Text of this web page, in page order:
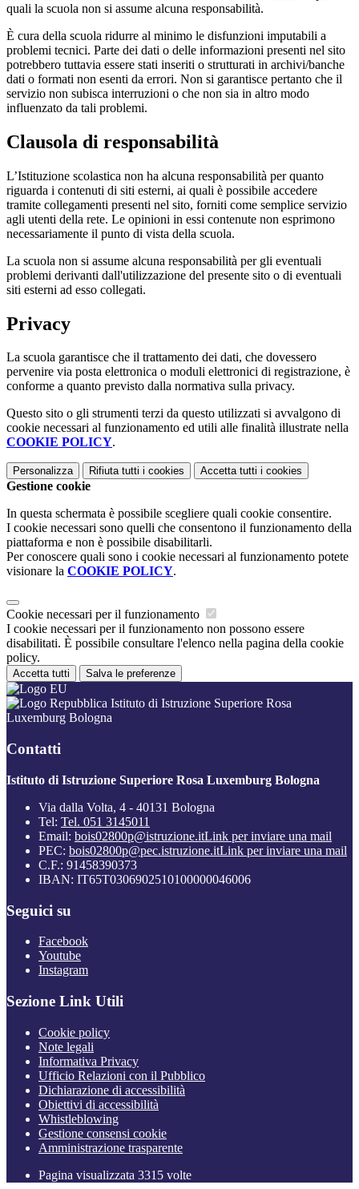
quali la scuola non si assume alcuna responsabilità.
È cura della scuola ridurre al minimo le disfunzioni imputabili a
problemi tecnici. Parte dei dati o delle informazioni presenti nel sito
potrebbero tuttavia essere stati inseriti o strutturati in archivi/banche
dati o formati non esenti da errori. Non si garantisce pertanto che il
servizio non subisca interruzioni o che non sia in altro modo
influenzato da tali problemi.
Clausola di responsabilità
L’Istituzione scolastica non ha alcuna responsabilità per quanto
riguarda i contenuti di siti esterni, ai quali è possibile accedere
tramite collegamenti presenti nel sito, forniti come semplice servizio
agli utenti della rete. Le opinioni in essi contenute non esprimono
necessariamente il punto di vista della scuola.
La scuola non si assume alcuna responsabilità per gli eventuali
problemi derivanti dall'utilizzazione del presente sito o di eventuali
siti esterni ad esso collegati.
Privacy
La scuola garantisce che il trattamento dei dati, che dovessero
pervenire via posta elettronica o moduli elettronici di registrazione, è
conforme a quanto previsto dalla normativa sulla privacy.
Questo sito o gli strumenti terzi da questo utilizzati si avvalgono di
cookie necessari al funzionamento ed utili alle finalità illustrate nella
COOKIE POLICY.
Personalizza Rifiuta tutti i cookies Accetta tutti i cookies
Gestione cookie
In questa schermata è possibile scegliere quali cookie consentire.
I cookie necessari sono quelli che consentono il funzionamento della
piattaforma e non è possibile disabilitarli.
Per conoscere quali sono i cookie necessari al funzionamento potete
visionare la COOKIE POLICY.
Cookie necessari per il funzionamento
I cookie necessari per il funzionamento non possono essere
disabilitati. È possibile consultare l'elenco nella pagina della cookie
policy.
Accetta tutti Salva le preferenze
Istituto di Istruzione Superiore Rosa
Luxemburg Bologna
Contatti
Istituto di Istruzione Superiore Rosa Luxemburg Bologna
Via dalla Volta, 4 - 40131 Bologna
Tel: Tel. 051 3145011
Email: bois02800p@istruzione.itLink per inviare una mail
PEC: bois02800p@pec.istruzione.itLink per inviare una mail
C.F.: 91458390373
IBAN: IT65T0306902510100000046006
Seguici su
Facebook
Youtube
Instagram
Sezione Link Utili
Cookie policy
Note legali
Informativa Privacy
Ufficio Relazioni con il Pubblico
Dichiarazione di accessibilità
Obiettivi di accessibilità
Whistleblowing
Gestione consensi cookie
Amministrazione trasparente
Pagina visualizzata 3315 volte